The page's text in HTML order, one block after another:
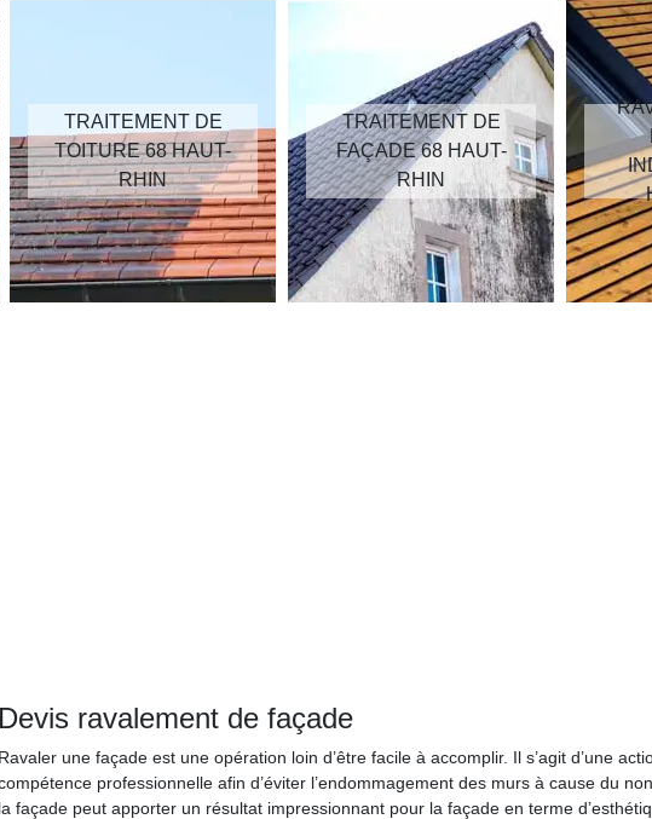
TRAITEMENT DE
TOITURE 68 HAUT-
RHIN
TRAITEMENT DE
FAÇADE 68 HAUT-
RHIN
Devis ravalement de façade
Ravaler une façade est une opération loin d’être facile à accomplir. Il s’agit d’une
professionnelle afin d’éviter l’endommagement des murs à cause du
la façade peut apporter un résultat impressionnant pour la façade en terme